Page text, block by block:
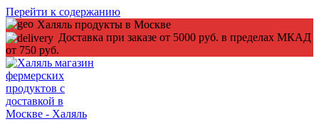
Перейти к содержанию
Халяль продукты в Москве
Доставка при заказе от 5000 руб. в пределах МКАД
от 750 руб.